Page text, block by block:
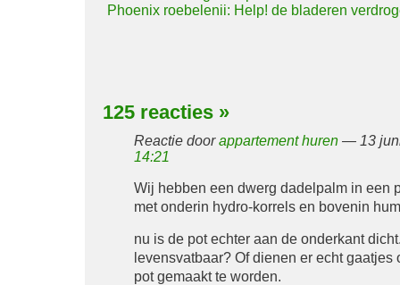
Phoenix roebelenii: Help! de bladeren
125 reacties »
Reactie doorappartement huren— 13 juni
14:21
Wij hebben een dwerg dadelpalm in een
met onderin hydro-korrels en bovenin
nu is de pot echter aan de onderkant
levensvatbaar? Of dienen er echt gaatjes
pot gemaakt te worden.